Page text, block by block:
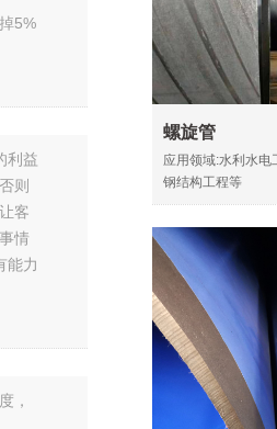
5%
利益
则
客
情
能力
，
螺旋管
应用领域:水利水电
钢结构工程等